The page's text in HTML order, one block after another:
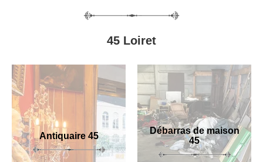
45 Loiret
Antiquaire 45
Débarras de maison
45